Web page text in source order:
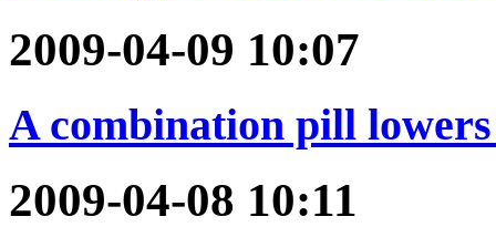
2009-04-09 10:07
A combination pill
2009-04-08 10:11